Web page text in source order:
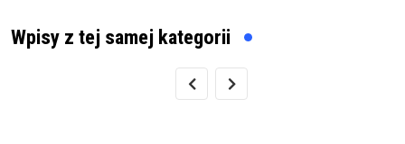
Wpisy z tej samej kategorii